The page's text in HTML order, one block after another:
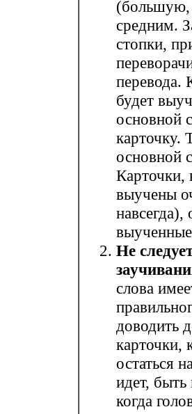
(большую,
средним.
стопки,
перевода.
будет
основной
карточку.
основной
Карточки,
выучены
Не
слова
доводить
карточки,
остаться
идет, быть
когда